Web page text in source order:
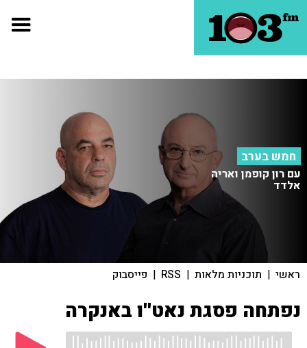
חמש בערב
עם רון קופמן ואריה
אלדד
ראשי | תוכניות מלאות |
RSS
| פייסבוק
נפתחה פסגת נאט''ו באנקרה